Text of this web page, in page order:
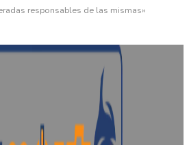
responsables de las mismas»